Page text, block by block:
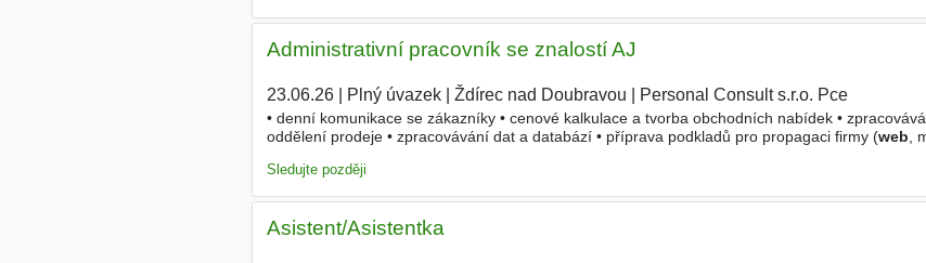
Administrativní pracovník se znalostí AJ
23.06.26| Plný úvazek| Ždírec nad Doubravou Personal Consult s.r.o. Pce|
• denní komunikace se zákazníky • cenové kalkulace a tvorba obchodních nabídek •
oddělení prodeje • zpracovávání dat a databází • příprava podkladů pro propagaci firmy (web,
Sledujte později
Asistent/Asistentka